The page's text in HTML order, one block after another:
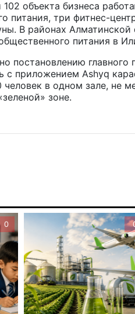
объекта бизнеса
питания, три фитнес-
В районах
питания в
постановлению главного
с приложением Ashyq
в одном зале, не
зоне.
0